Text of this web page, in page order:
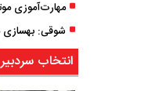
انتخاب سردبیر